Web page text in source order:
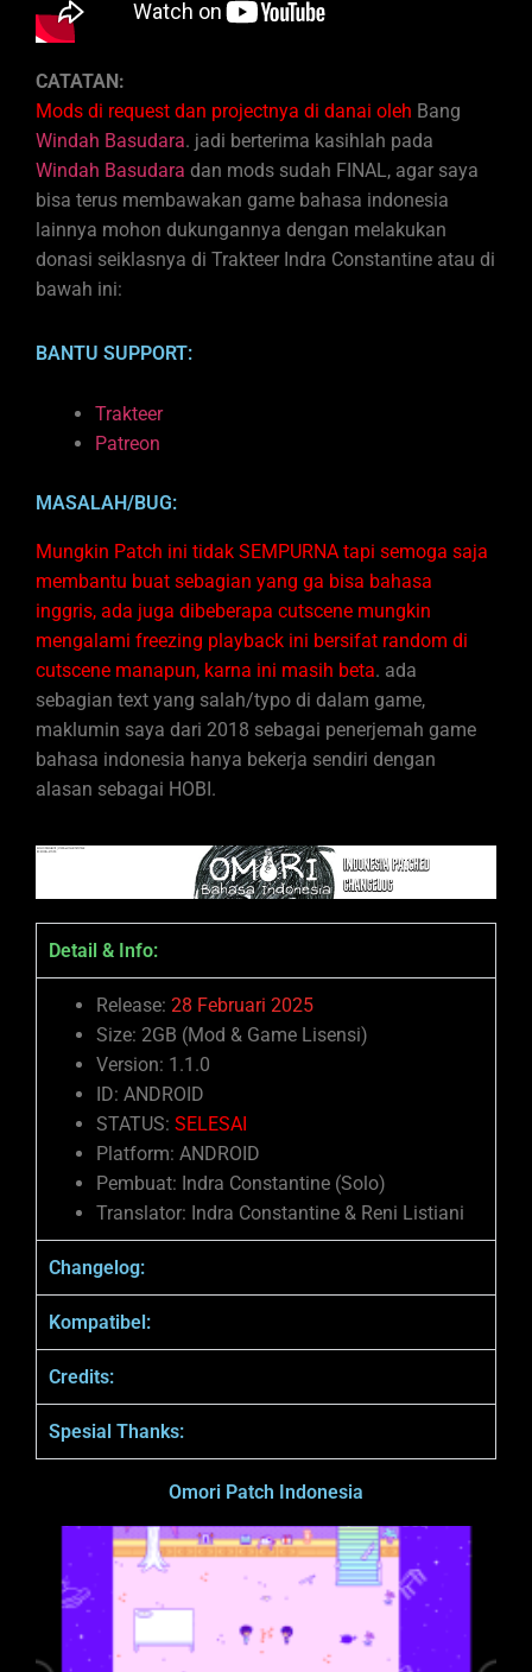
CATATAN:
Mods di request dan projectnya di danai oleh Bang
Windah Basudara. jadi berterima kasihlah pada
Windah Basudara dan mods sudah FINAL, agar saya
bisa terus membawakan game bahasa indonesia
lainnya mohon dukungannya dengan melakukan
donasi seiklasnya di Trakteer Indra Constantine atau di
bawah ini:
BANTU SUPPORT:
Trakteer
Patreon
MASALAH/BUG:
Mungkin Patch ini tidak SEMPURNA tapi semoga saja
membantu buat sebagian yang ga bisa bahasa
inggris, ada juga dibeberapa cutscene mungkin
mengalami freezing playback ini bersifat random di
cutscene manapun, karna ini masih beta. ada
sebagian text yang salah/typo di dalam game,
maklumin saya dari 2018 sebagai penerjemah game
bahasa indonesia hanya bekerja sendiri dengan
alasan sebagai HOBI.
Detail & Info:
Release: 28 Februari 2025
Size: 2GB (Mod & Game Lisensi)
Version: 1.1.0
ID: ANDROID
STATUS: SELESAI
Platform: ANDROID
Pembuat: Indra Constantine (Solo)
Translator: Indra Constantine & Reni Listiani
Changelog:
Kompatibel:
Credits:
Spesial Thanks:
Omori Patch Indonesia